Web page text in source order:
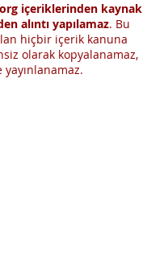
içeriklerinden kaynak
alıntı yapılamaz. Bu
hiçbir içerik kanuna
olarak kopyalanamaz,
yayınlanamaz.